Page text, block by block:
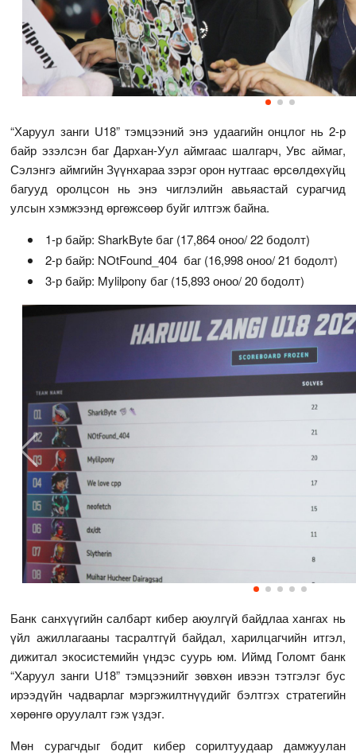
“Харуул занги U18” тэмцээний энэ удаагийн онцлог нь 2-р
байр эзэлсэн баг Дархан-Уул аймгаас шалгарч, Увс аймаг,
Сэлэнгэ аймгийн Зүүнхараа зэрэг орон нутгаас өрсөлдөхүйц
багууд оролцсон нь энэ чиглэлийн авьяастай сурагчид
улсын хэмжээнд өргөжсөөр буйг илтгэж байна.
1-р байр: SharkByte баг (17,864 оноо/ 22 бодолт)
2-р байр: NOtFound_404 баг (16,998 оноо/ 21 бодолт)
3-р байр: Mylilpony баг (15,893 оноо/ 20 бодолт)
Банк санхүүгийн салбарт кибер аюулгүй байдлаа хангах нь
үйл ажиллагааны тасралтгүй байдал, харилцагчийн итгэл,
дижитал экосистемийн үндэс суурь юм. Иймд Голомт банк
“Харуул занги U18” тэмцээнийг зөвхөн ивээн тэтгэлэг бус
ирээдүйн чадварлаг мэргэжилтнүүдийг бэлтгэх стратегийн
хөрөнгө оруулалт гэж үздэг.
Мөн сурагчдыг бодит кибер сорилтуудаар дамжуулан